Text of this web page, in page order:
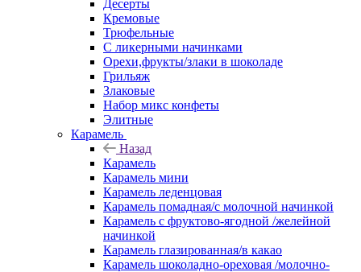
Десерты
Кремовые
Трюфельные
С ликерными начинками
Орехи,фрукты/злаки в шоколаде
Грильяж
Злаковые
Набор микс конфеты
Элитные
Карамель
Назад
Карамель
Карамель мини
Карамель леденцовая
Карамель помадная/с молочной начинкой
Карамель с фруктово-ягодной /желейной
начинкой
Карамель глазированная/в какао
Карамель шоколадно-ореховая /молочно-